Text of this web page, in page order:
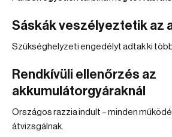
Sáskák veszélyeztetik az
Szükséghelyzeti engedélyt adtak ki
Rendkívüli ellenőrzés az
akkumulátorgyáraknál
Országos razzia indult – minden
átvizsgálnak.